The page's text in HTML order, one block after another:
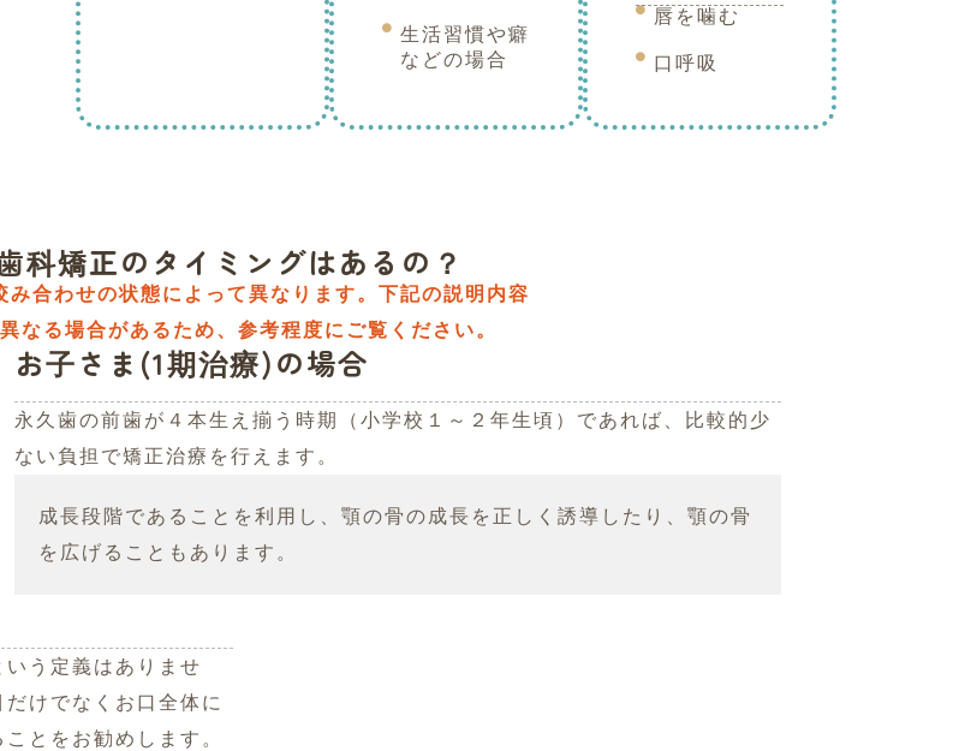
生活習慣や癖
などの場合
唇を噛む
口呼吸
科矯正のタイミングはあるの？
み合わせの状態によって異なります。下記の説明内容
なる場合があるため、参考程度にご覧ください。
お子さま(1期治療)の場合
永久歯の前歯が４本生え揃う時期（小学校１～２年生頃）であれば、比較的少
ない負担で矯正治療を行えます。
成長段階であることを利用し、顎の骨の成長を正しく誘導したり、顎の骨
を広げることもあります。
う定義はありませ
けでなくお口全体に
とをお勧めします。